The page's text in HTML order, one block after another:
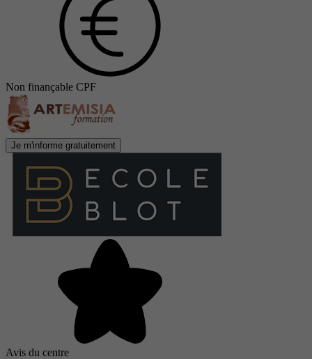
Non finançable CPF
Je m'informe gratuitement
Avis du centre